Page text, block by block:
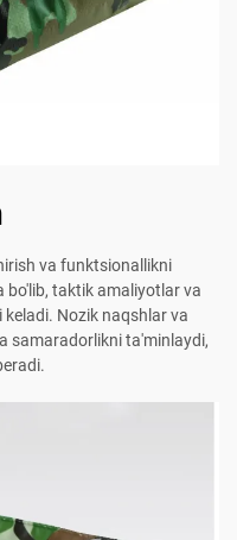
va funktsionallikni
bo'lib, taktik amaliyotlar va
Nozik naqshlar va
samaradorlikni ta'minlaydi,